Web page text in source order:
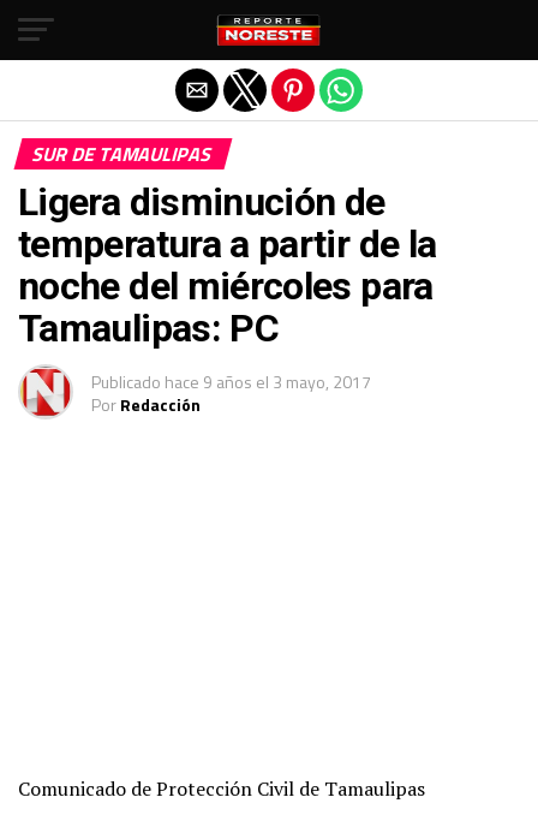
SUR DE TAMAULIPAS
Ligera disminución de
temperatura a partir de la
noche del miércoles para
Tamaulipas: PC
Publicado hace 9 años el 3 mayo, 2017
PorRedacción
Comunicado de Protección Civil de Tamaulipas
Salir de la versión móvil